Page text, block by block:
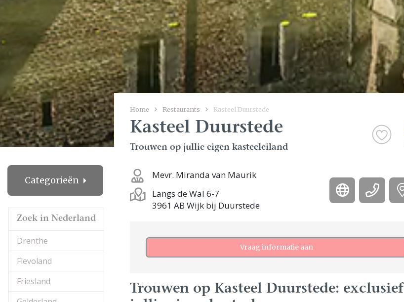
Home Restaurants Kasteel Duurstede
Kasteel Duurstede
Trouwen op jullie eigen kasteeleiland
Categorieën
Zoek in Nederland
Drenthe
Flevoland
Friesland
Mevr. Miranda van Maurik
Langs de Wal 6-7
3961 AB Wijk bij Duurstede
Vraag informatie aan
Trouwen op Kasteel Duurstede: exclusief